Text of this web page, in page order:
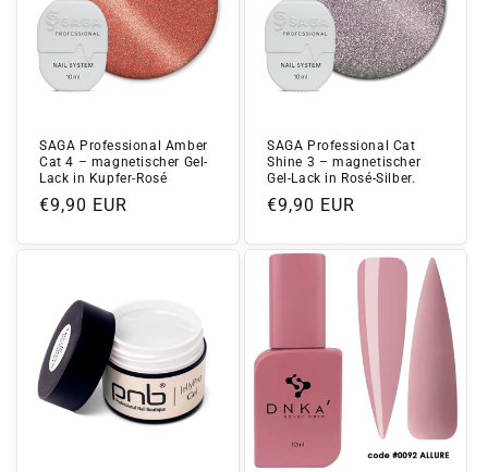
SAGA Professional Amber
Cat 4 – magnetischer Gel-
Lack in Kupfer-Rosé
Normaler
€9,90 EUR
SAGA Professional Cat
Shine 3 – magnetischer
Gel-Lack in Rosé-Silber.
Normaler
€9,90 EUR